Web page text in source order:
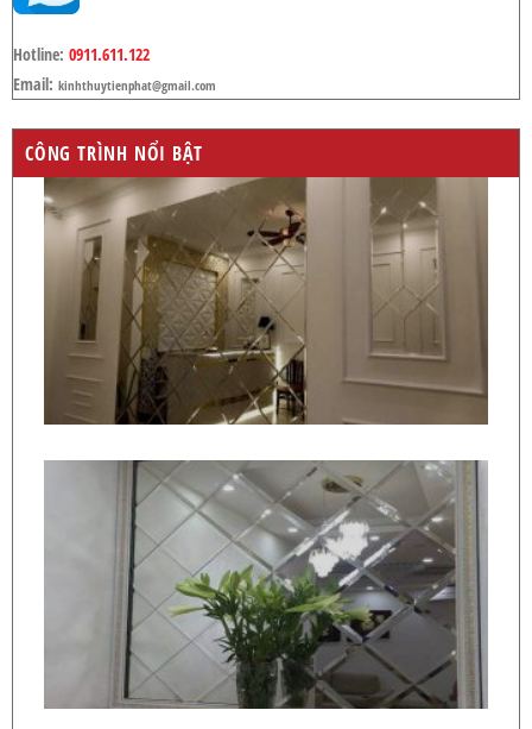
Hotline: 0911.611.122
Email: kinhthuytienphat@gmail.com
CÔNG TRÌNH NỔI BẬT